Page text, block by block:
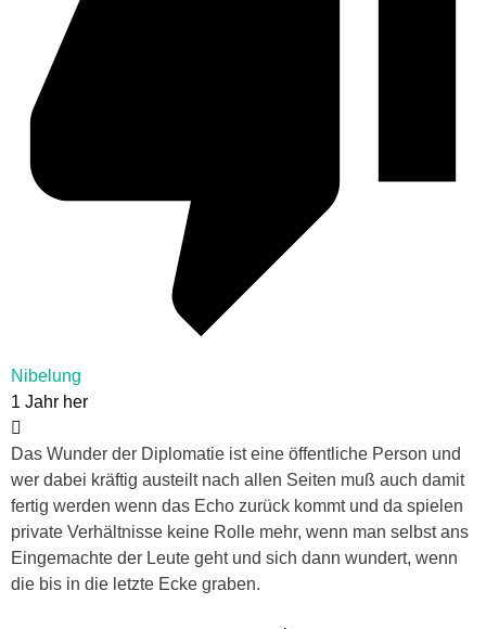
Nibelung
1 Jahr her
Das Wunder der Diplomatie ist eine öffentliche Person und
wer dabei kräftig austeilt nach allen Seiten muß auch damit
fertig werden wenn das Echo zurück kommt und da spielen
private Verhältnisse keine Rolle mehr, wenn man selbst ans
Eingemachte der Leute geht und sich dann wundert, wenn
die bis in die letzte Ecke graben.